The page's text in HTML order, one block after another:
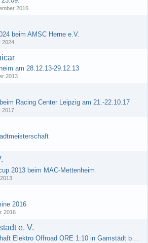
2016
beim AMSC Herne e.V.
2024
am 28.12.13-29.12.13
2013
Racing Center Leipzig am 21.-22.10.17
2017
2013 beim MAC-Mettenheim
2016
2016
e. V.
Sportkreismeisterschaft Elektro Offroad ORE 1:10 in Gamstädt bei Erfurt, Outdoor mit Indoor Ausweichmöglichkeit!!!